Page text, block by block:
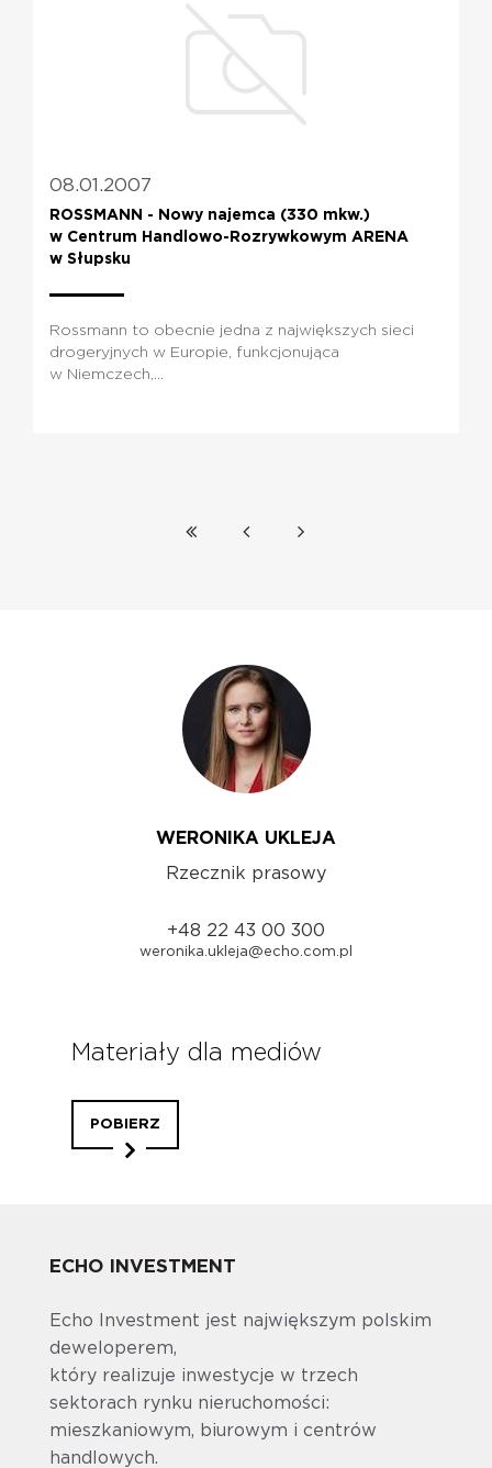
08.01.2007
ROSSMANN - Nowy najemca (330 mkw.)
w Centrum Handlowo-Rozrywkowym ARENA
w Słupsku
Rossmann to obecnie jedna z największych sieci
drogeryjnych w Europie, funkcjonująca
w Niemczech,...
WERONIKA UKLEJA
Rzecznik prasowy
+48 22 43 00 300
weronika.ukleja@echo.com.pl
Materiały dla mediów
POBIERZ
ECHO INVESTMENT
Echo Investment jest największym polskim
deweloperem,
który realizuje inwestycje w trzech
sektorach rynku nieruchomości:
mieszkaniowym, biurowym i centrów
handlowych.